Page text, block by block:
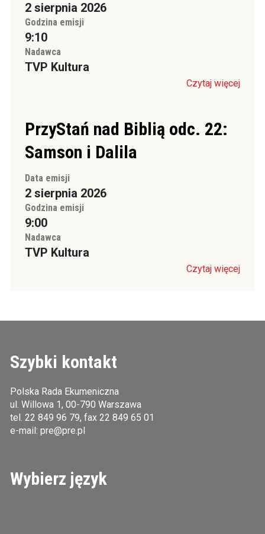
2 sierpnia 2026
Godzina emisji
9:10
Nadawca
TVP Kultura
Czytaj więcej
PrzyStań nad Biblią odc. 22:
Samson i Dalila
Data emisji
2 sierpnia 2026
Godzina emisji
9:00
Nadawca
TVP Kultura
Czytaj więcej
Szybki kontakt
Polska Rada Ekumeniczna
ul. Willowa 1, 00-790 Warszawa
tel. 22 849 96 79, fax 22 849 65 01
e-mail: pre@pre.pl
Wybierz język